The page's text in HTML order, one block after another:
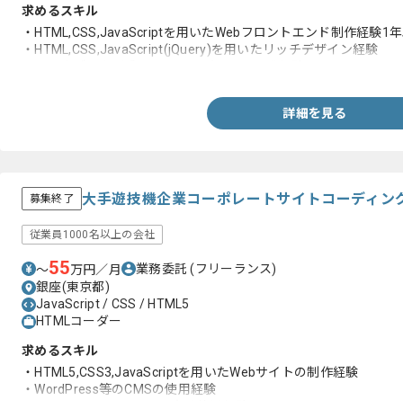
求めるスキル
・HTML,CSS,JavaScriptを用いたWebフロントエンド制作経験1
・HTML,CSS,JavaScript(jQuery)を用いたリッチデザイン経験
詳細を見る
募集終了 大手遊技機企業コーポレートサイトコーディ
従業員1000名以上の会社
〜55万円／月 業務委託(フリーランス)
銀座(東京都)
JavaScript / CSS / HTML5
HTMLコーダー
求めるスキル
・HTML5,CSS3,JavaScriptを用いたWebサイトの制作経験
・WordPress等のCMSの使用経験